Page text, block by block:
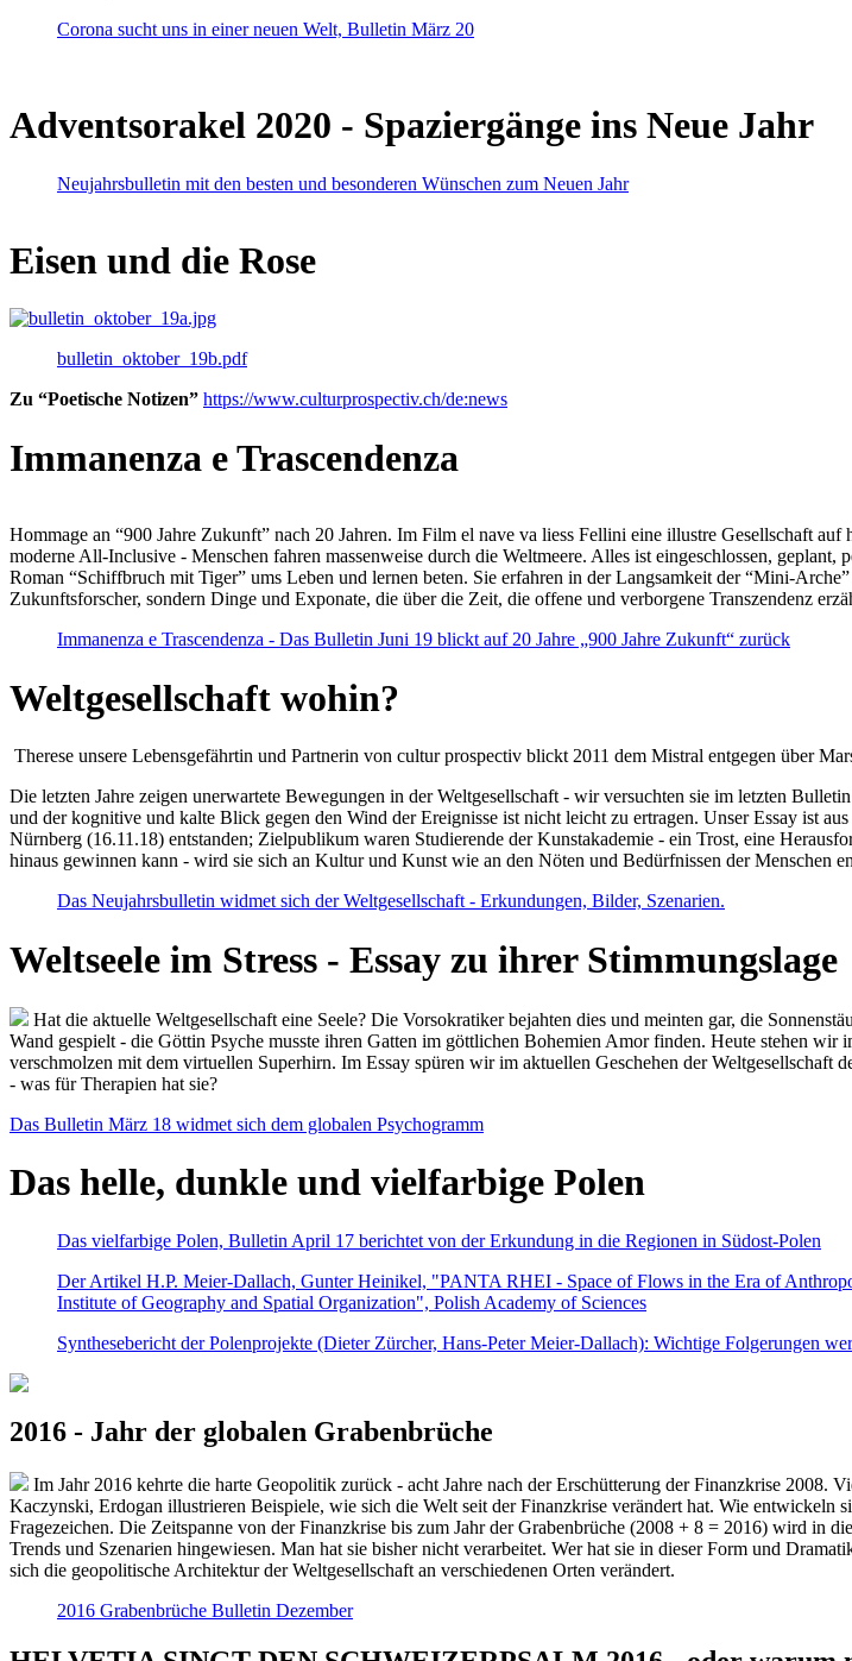
Corona sucht uns in einer neuen Welt, Bulletin März 20
Adventsorakel 2020 - Spaziergänge ins Neue Jahr
Neujahrsbulletin mit den besten und besonderen Wünschen zum Neuen Jahr
Eisen und die Rose
bulletin_oktober_19b.pdf
Zu “Poetische Notizen” https://www.culturprospectiv.ch/de:news
Immanenza e Trascendenza
Hommage an “900 Jahre Zukunft” nach 20 Jahren. Im Film el nave va liess Fellini eine illustre Gesellschaft
moderne All-Inclusive - Menschen fahren massenweise durch die Weltmeere. Alles ist eingeschlossen,
Roman “Schiffbruch mit Tiger” ums Leben und lernen beten. Sie erfahren in der Langsamkeit der “Mini-
Zukunftsforscher, sondern Dinge und Exponate, die über die Zeit, die offene und verborgene Transzendenz
Immanenza e Trascendenza - Das Bulletin Juni 19 blickt auf 20 Jahre „900 Jahre Zukunft“ zurück
Weltgesellschaft wohin?
Therese unsere Lebensgefährtin und Partnerin von cultur prospectiv blickt 2011 dem Mistral entgegen über
Die letzten Jahre zeigen unerwartete Bewegungen in der Weltgesellschaft - wir versuchten sie im letzten
und der kognitive und kalte Blick gegen den Wind der Ereignisse ist nicht leicht zu ertragen. Unser Essay ist
Nürnberg (16.11.18) entstanden; Zielpublikum waren Studierende der Kunstakademie - ein Trost, eine
hinaus gewinnen kann - wird sie sich an Kultur und Kunst wie an den Nöten und Bedürfnissen der Menschen
Das Neujahrsbulletin widmet sich der Weltgesellschaft - Erkundungen, Bilder, Szenarien.
Weltseele im Stress - Essay zu ihrer Stimmungslage
Hat die aktuelle Weltgesellschaft eine Seele? Die Vorsokratiker bejahten dies und meinten gar, die
Wand gespielt - die Göttin Psyche musste ihren Gatten im göttlichen Bohemien Amor finden. Heute stehen
verschmolzen mit dem virtuellen Superhirn. Im Essay spüren wir im aktuellen Geschehen der Weltgesellschaft
- was für Therapien hat sie?
Das Bulletin März 18 widmet sich dem globalen Psychogramm
Das helle, dunkle und vielfarbige Polen
Das vielfarbige Polen, Bulletin April 17 berichtet von der Erkundung in die Regionen in Südost-Polen
Der Artikel H.P. Meier-Dallach, Gunter Heinikel, "PANTA RHEI - Space of Flows in the Era of
Institute of Geography and Spatial Organization", Polish Academy of Sciences
Synthesebericht der Polenprojekte (Dieter Zürcher, Hans-Peter Meier-Dallach): Wichtige Folgerungen
2016 - Jahr der globalen Grabenbrüche
Im Jahr 2016 kehrte die harte Geopolitik zurück - acht Jahre nach der Erschütterung der Finanzkrise
Kaczynski, Erdogan illustrieren Beispiele, wie sich die Welt seit der Finanzkrise verändert hat. Wie
Fragezeichen. Die Zeitspanne von der Finanzkrise bis zum Jahr der Grabenbrüche (2008 + 8 = 2016) wird in
Trends und Szenarien hingewiesen. Man hat sie bisher nicht verarbeitet. Wer hat sie in dieser Form und
sich die geopolitische Architektur der Weltgesellschaft an verschiedenen Orten verändert.
2016 Grabenbrüche Bulletin Dezember